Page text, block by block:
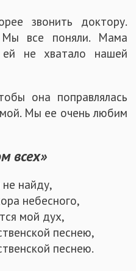
звонить доктору.
все поняли. Мама
не хватало нашей
она поправлялась
Мы ее очень любим
всех»
найду,
небесного,
мой дух,
песнею,
песнею.